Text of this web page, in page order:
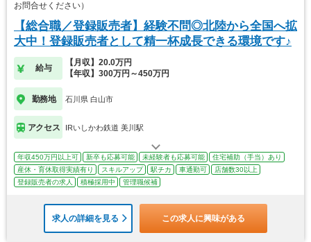
お問合せください）
【総合職／登録販売者】経験不問◎北陸から全国へ拡
大中！登録販売者として精一杯成長できる環境です♪
給与
【月収】20.0万円
【年収】300万円～450万円
勤務地 石川県 白山市
アクセス IRいしかわ鉄道 美川駅
年収450万円以上可 新卒も応募可能 未経験者も応募可能
住宅補助（手当）あり
産休・育休取得実績有り
スキルアップ 駅チカ 車通勤可
店舗数30以上
登録販売者の求人
積極採用中 管理職候補
求人の詳細を見る この求人に興味がある